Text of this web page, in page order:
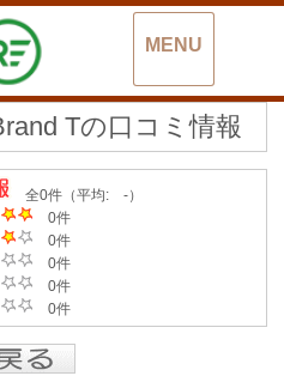
MENU
Tの口コミ情報
全0件（平均: -）
0件
0件
0件
0件
0件